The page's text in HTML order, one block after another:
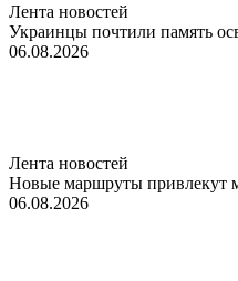
Лента новостей
Украинцы почтили память
06.08.2026
Лента новостей
Новые маршруты привлекут
06.08.2026